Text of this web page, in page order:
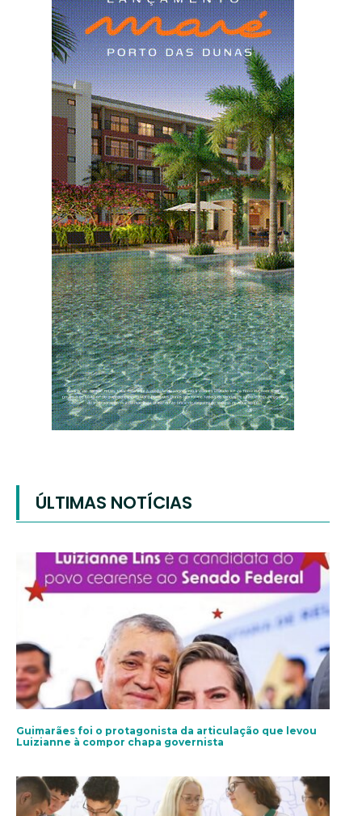
ÚLTIMAS NOTÍCIAS
Guimarães foi o protagonista da articulação que levou
Luizianne à compor chapa governista